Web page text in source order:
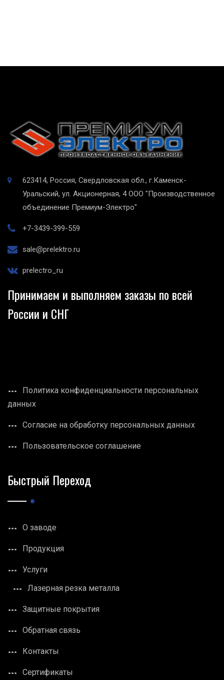
623414, Россия, Свердловская обл., г.Каменск-
Уральский, ул. Акционерная, 4 ООО "Производственное
объединение Премиум-Электро"
+7-3439-399-559
sale@prelektro.ru
prelectro_ru
Принимаем и выполняем заказы по всей
России и СНГ
Политика конфиденциальности персональных
данных
Согласие на обработку персональных данных
Пользовательское соглашение
Быстрый Переход
О заводе
Продукция
Услуги
Лазерная резка металла
Защитные покрытия
Обратная связь
Контакты
Сертификаты